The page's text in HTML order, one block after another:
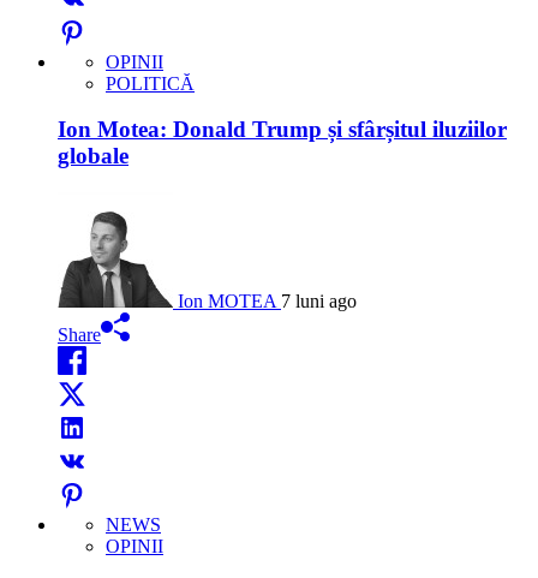
OPINII
POLITICĂ
Ion Motea: Donald Trump și sfârșitul iluziilor
globale
Ion MOTEA 7 luni ago
Share
NEWS
OPINII